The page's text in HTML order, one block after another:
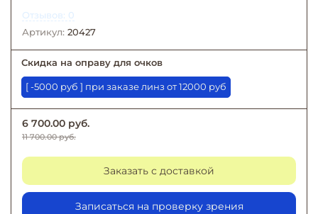
Отзывов: 0
Артикул: 20427
Скидка на оправу для очков
[ -5000 руб ] при заказе линз от 12000 руб
6 700.00 руб.
11 700.00 руб.
Заказать с доставкой
Записаться на проверку зрения